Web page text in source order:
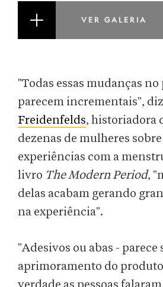
VER GALERIA
"Todas essas mudanças
parecem incrementais", diz
Freidenfelds, historiadora
dezenas de mulheres sobre
experiências com a
livro The Modern Period,
delas acabam gerando
na experiência".
"Adesivos ou abas - parece
aprimoramento do